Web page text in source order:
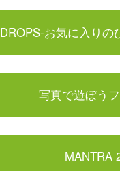
DROPS-お気に入り
写真で遊ぼう
MANTRA